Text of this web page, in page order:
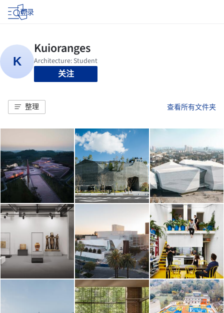
登录
关注
整理 查看所有文件夹